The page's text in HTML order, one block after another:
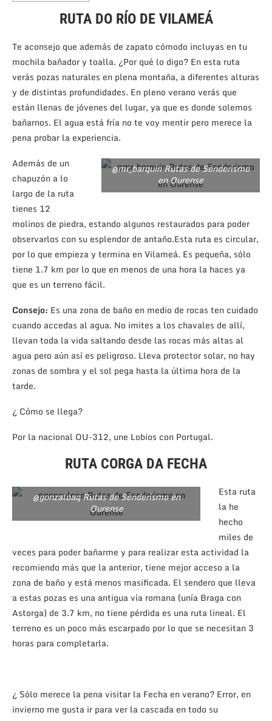
RUTA DO RÍO DE VILAMEÁ
Te aconsejo que además de zapato cómodo incluyas en tu
mochila bañador y toalla. ¿Por qué lo digo? En esta ruta
verás pozas naturales en plena montaña, a diferentes alturas
y de distintas profundidades. En pleno verano verás que
están llenas de jóvenes del lugar, ya que es donde solemos
bañarnos. El agua está fría no te voy mentir pero merece la
pena probar la experiencia.
@mr_barquin Rutas de Senderismo
en Ourense
Además de un
chapuzón a lo
largo de la ruta
tienes 12
molinos de piedra, estando algunos restaurados para poder
observarlos con su esplendor de antaño.Esta ruta es circular,
por lo que empieza y termina en Vilameá. Es pequeña, sólo
tiene 1.7 km por lo que en menos de una hora la haces ya
que es un terreno fácil.
Consejo: Es una zona de baño en medio de rocas ten cuidado
cuando accedas al agua. No imites a los chavales de allí,
llevan toda la vida saltando desde las rocas más altas al
agua pero aún así es peligroso. Lleva protector solar, no hay
zonas de sombra y el sol pega hasta la última hora de la
tarde.
¿ Cómo se llega?
Por la nacional OU-312, une Lobios con Portugal.
RUTA CORGA DA FECHA
@gonzaloaq Rutas de Senderismo en
Ourense
Esta ruta
la he
hecho
miles de
veces para poder bañarme y para realizar esta actividad la
recomiendo más que la anterior, tiene mejor acceso a la
zona de baño y está menos masificada. El sendero que lleva
a estas pozas es una antigua vía romana (unía Braga con
Astorga) de 3.7 km, no tiene pérdida es una ruta lineal. El
terreno es un poco más escarpado por lo que se necesitan 3
horas para completarla.
¿ Sólo merece la pena visitar la Fecha en verano? Error, en
invierno me gusta ir para ver la cascada en todo su